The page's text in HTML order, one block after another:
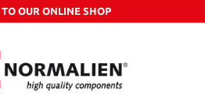
OUR ONLINE SHOP